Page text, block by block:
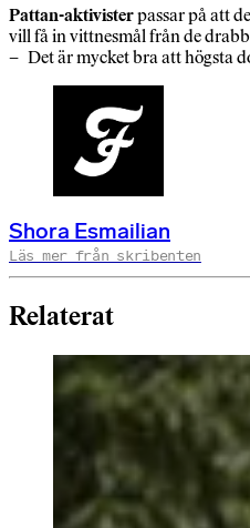
Pattan-aktivisterpassar på att
vill få in vittnesmål från de
– Det är mycket bra att högsta
Shora Esmailian
Läs mer från skribenten
Relaterat